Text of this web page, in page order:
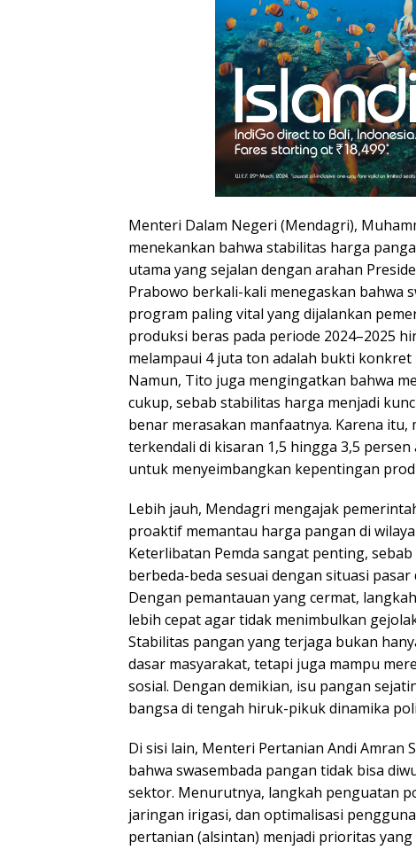
Menteri Dalam Negeri (Mendagri),
menekankan bahwa stabilitas harga
utama yang sejalan dengan arahan
Prabowo berkali-kali menegaskan bahwa
program paling vital yang dijalankan
produksi beras pada periode 2024–2025
melampaui 4 juta ton adalah bukti
Namun, Tito juga mengingatkan bahwa
cukup, sebab stabilitas harga menjadi
benar merasakan manfaatnya. Karena itu,
terkendali di kisaran 1,5 hingga 3,5
untuk menyeimbangkan kepentingan
Lebih jauh, Mendagri mengajak
proaktif memantau harga pangan di
Keterlibatan Pemda sangat penting,
berbeda-beda sesuai dengan situasi
Dengan pemantauan yang cermat,
lebih cepat agar tidak menimbulkan
Stabilitas pangan yang terjaga bukan
dasar masyarakat, tetapi juga mampu
sosial. Dengan demikian, isu pangan
bangsa di tengah hiruk-pikuk dinamika
Di sisi lain, Menteri Pertanian Andi Amran
bahwa swasembada pangan tidak bisa
sektor. Menurutnya, langkah penguatan
jaringan irigasi, dan optimalisasi
pertanian (alsintan) menjadi prioritas yang